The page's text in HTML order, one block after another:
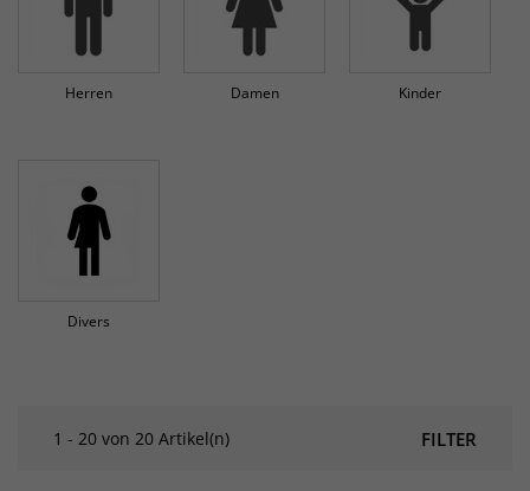
Herren Damen Kinder
Divers
FILTER
1 - 20 von 20 Artikel(n)